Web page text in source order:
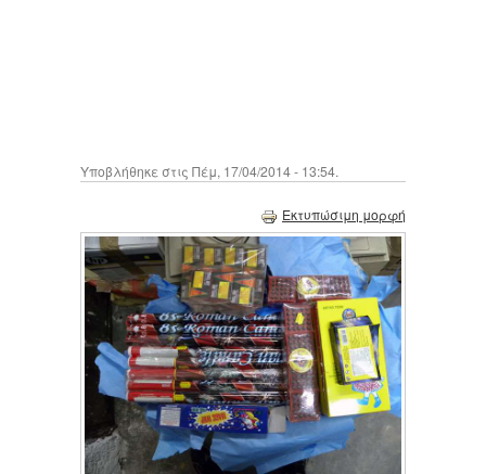
Υποβλήθηκε στις Πέμ, 17/04/2014 - 13:54.
Εκτυπώσιμη μορφή